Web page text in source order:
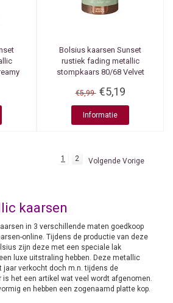
Bolsius kaarsen Sunset
rustiek fading metallic
stompkaars 80/68 Velvet
€5,99 €5,19
Informatie
1 2 Volgende Vorige
kaarsen
in 3 verschillende maten goedkoop
online. Tijdens de productie van deze
zijn deze met een speciale lak
luxe uitstraling hebben. Deze metallic
jaar verkocht doch m.n. tijdens de
het een artikel wat veel wordt afgenomen.
en hebben een zogenaamd platte kop.